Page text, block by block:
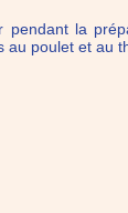
pendant la
au poulet et au